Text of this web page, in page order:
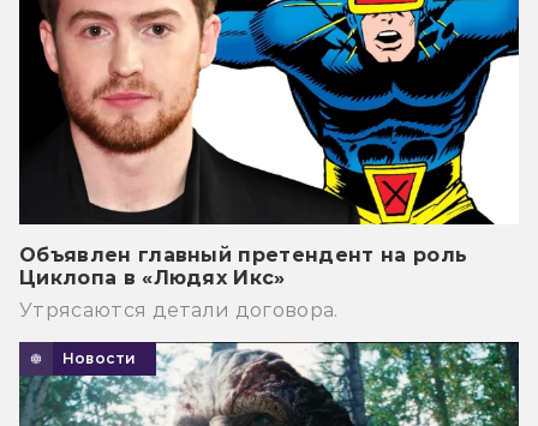
Объявлен главный претендент на роль
Циклопа в «Людях Икс»
Утрясаются детали договора.
Новости